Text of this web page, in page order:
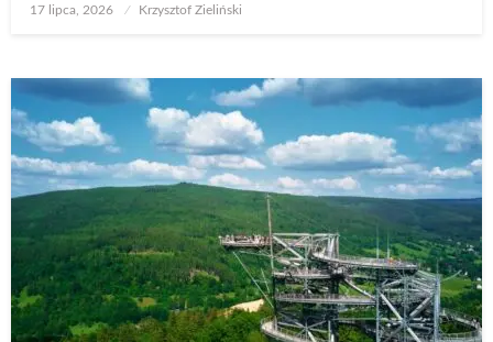
Opublikowane
17 lipca, 2026 Krzysztof Zieliński